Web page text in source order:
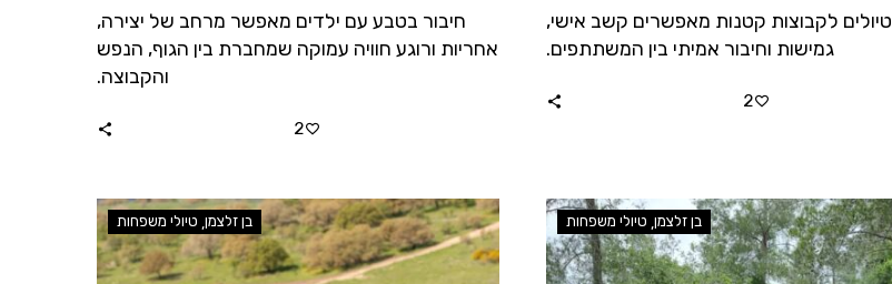
טיולים לקבוצות קטנות מאפשרים קשב אישי,
גמישות וחיבור אמיתי בין המשתתפים.
2
חיבור בטבע עם ילדים מאפשר מרחב של יצירה,
אחריות ורוגע חוויה עמוקה שמחברת בין הגוף, הנפש
והקבוצה.
2
בן זלצמן טיולי משפחות בן זלצמן טיולי משפחות